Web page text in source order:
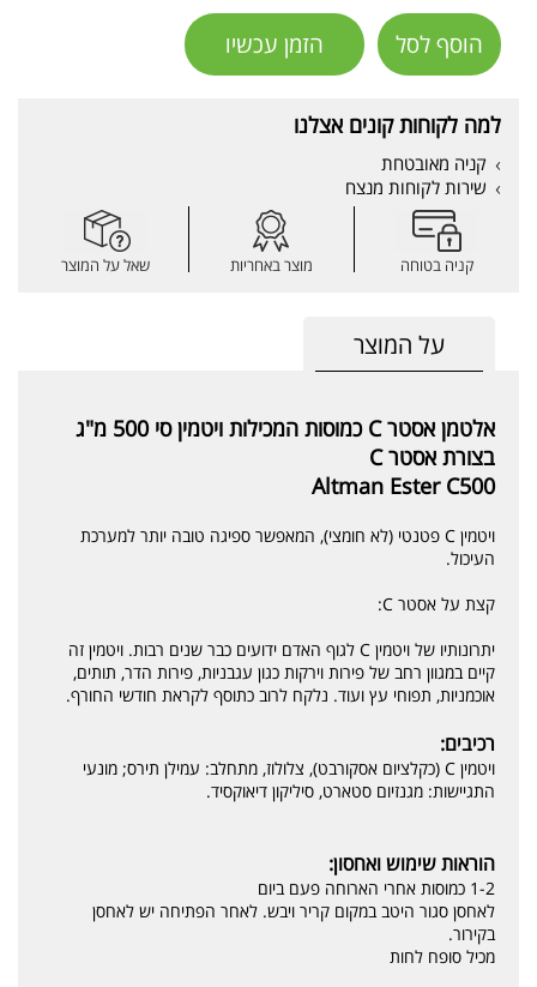
הוסף לסל הזמן עכשיו
למה לקוחות קונים אצלנו
קניה מאובטחת
שירות לקוחות מנצח
קניה בטוחה מוצר באחריות שאל על המוצר
על המוצר
אלטמן אסטר C כמוסות המכילות ויטמין סי 500 מ"ג
בצורת אסטר C
Altman Ester C500
ויטמין C פטנטי (לא חומצי), המאפשר ספיגה טובה יותר למערכת
העיכול.
קצת על אסטר C:
יתרונותיו של ויטמין C לגוף האדם ידועים כבר שנים רבות. ויטמין זה
קיים במגוון רחב של פירות וירקות כגון עגבניות, פירות הדר, תותים,
אוכמניות, תפוחי עץ ועוד. נלקח לרוב כתוסף לקראת חודשי החורף.
רכיבים:
ויטמין C (כקלציום אסקורבט), צלולוז, מתחלב: עמילן תירס; מונעי
התגיישות: מגנזיום סטארט, סיליקון דיאוקסיד.
הוראות שימוש ואחסון:
1-2 כמוסות אחרי הארוחה פעם ביום
לאחסן סגור היטב במקום קריר ויבש. לאחר הפתיחה יש לאחסן
בקירור.
מכיל סופח לחות